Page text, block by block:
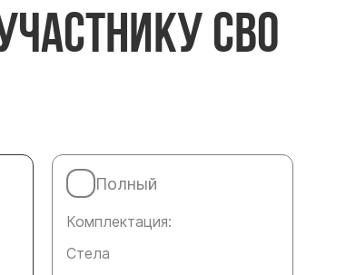
СВО
Полный
Комплектация:
Стела